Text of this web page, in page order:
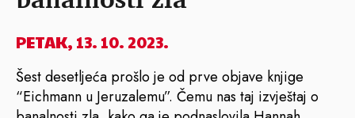
PETAK, 13. 10. 2023.
Šest desetljeća prošlo je od prve objave knjige
“Eichmann u Jeruzalemu”. Čemu nas taj izvještaj o